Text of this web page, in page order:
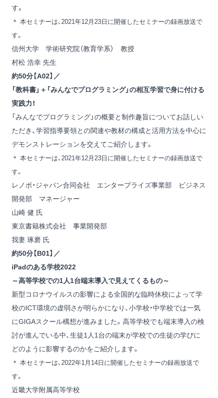
す。
＊ 本セミナーは、2021年12月23日に開催したセミナーの録画放送で
す。
信州大学 学術研究院（教育学系） 教授
村松 浩幸 先生
約50分【A02】／
「教科書」＋「みんなでプログラミング」の相互学習で身に付ける
実践力！
「みんなでプログラミング」の概要と制作趣旨についてお話しい
ただき、学習指導要領との関連や教材の構成と活用方法を中心に
デモンストレーションを交えてご紹介します。
＊ 本セミナーは、2021年12月23日に開催したセミナーの録画放送で
す。
レノボ・ジャパン合同会社 エンタープライズ事業部 ビジネス
開発部 マネージャー
山崎 健 氏
東京書籍株式会社 事業開発部
我妻 琢磨 氏
約50分【B01】／
iPadのある学校2022
～高等学校での1人1台端末導入で見えてくるもの～
新型コロナウイルスの影響による全国的な臨時休校によって学
校のICT環境の虚弱さが明らかになり、小学校・中学校では一気
にGIGAスクール構想が進みました。高等学校でも端末導入の検
討が進んでいる中、生徒1人1台の端末が学校での生徒の学びに
どのように影響するのかをご紹介します。
＊ 本セミナーは、2022年1月14日に開催したセミナーの録画放送で
す。
近畿大学附属高等学校